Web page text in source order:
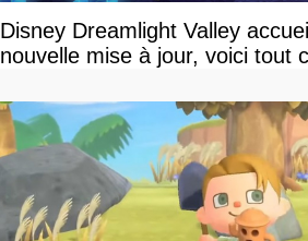
Disney Dreamlight Valley
nouvelle mise à jour, voici tout